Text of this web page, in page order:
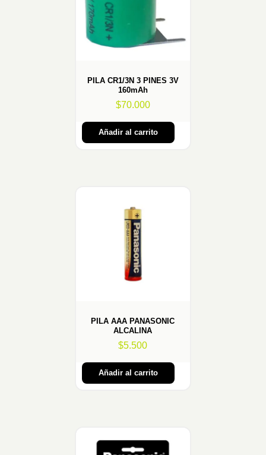
PILA CR1/3N 3 PINES 3V
160mAh
$70.000
Añadir al carrito
PILA AAA PANASONIC
ALCALINA
$5.500
Añadir al carrito